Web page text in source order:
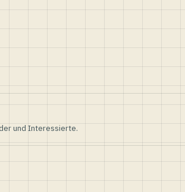
und Interessierte.